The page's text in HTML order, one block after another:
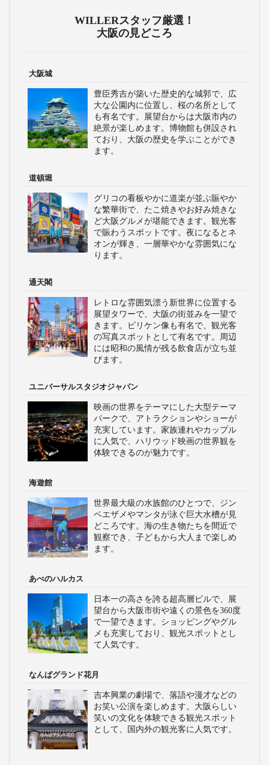
WILLERスタッフ厳選！
大阪の見どころ
大阪城
豊臣秀吉が築いた歴史的な城郭で、広
大な公園内に位置し、桜の名所として
も有名です。展望台からは大阪市内の
絶景が楽しめます。博物館も併設され
ており、大阪の歴史を学ぶことができ
ます。
道頓堀
グリコの看板やかに道楽が並ぶ賑やか
な繁華街で、たこ焼きやお好み焼きな
ど大阪グルメが堪能できます。観光客
で賑わうスポットです。夜になるとネ
オンが輝き、一層華やかな雰囲気にな
ります。
通天閣
レトロな雰囲気漂う新世界に位置する
展望タワーで、大阪の街並みを一望で
きます。ビリケン像も有名で、観光客
の写真スポットとして有名です。周辺
には昭和の風情が残る飲食店が立ち並
びます。
ユニバーサルスタジオジャパン
映画の世界をテーマにした大型テーマ
パークで、アトラクションやショーが
充実しています。家族連れやカップル
に人気で、ハリウッド映画の世界観を
体験できるのが魅力です。
海遊館
世界最大級の水族館のひとつで、ジン
ベエザメやマンタが泳ぐ巨大水槽が見
どころです。海の生き物たちを間近で
観察でき、子どもから大人まで楽しめ
ます。
あべのハルカス
日本一の高さを誇る超高層ビルで、展
望台から大阪市街や遠くの景色を360度
で一望できます。ショッピングやグル
メも充実しており、観光スポットとし
て人気です。
なんばグランド花月
吉本興業の劇場で、落語や漫才などの
お笑い公演を楽しめます。大阪らしい
笑いの文化を体験できる観光スポット
として、国内外の観光客に人気です。